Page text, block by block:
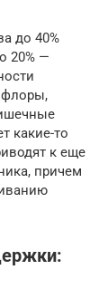
до 40%
20% —
какие-то
к еще
причем